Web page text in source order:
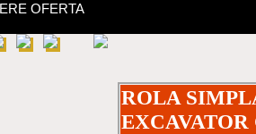
OFERTA
ROLA
EXCAVATOR